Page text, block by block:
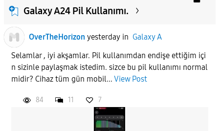
Galaxy A24 Pil Kullanımı.
OverTheHorizon yesterdayin Galaxy A
Selamlar , iyi akşamlar. Pil kullanımdan endişe ettiğim içi
n sizinle paylaşmak istedim. sizce bu pil kullanımı normal
midir? Cihaz tüm gün mobil... View Post
84 11 7